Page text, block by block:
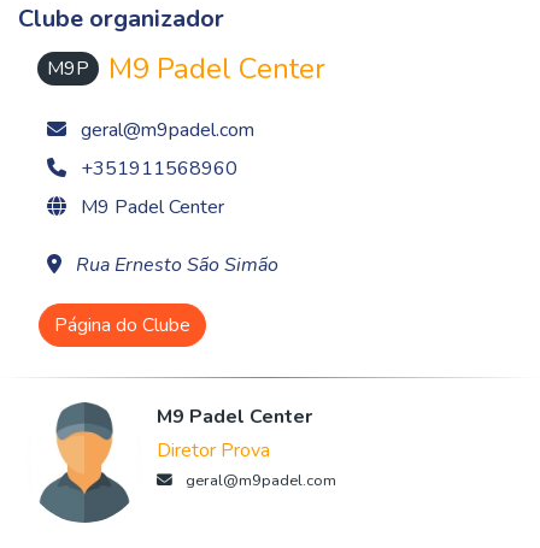
Clube organizador
M9P M9 Padel Center
geral@m9padel.com
+351911568960
M9 Padel Center
Rua Ernesto São Simão
Página do Clube
M9 Padel Center
Diretor Prova
geral@m9padel.com